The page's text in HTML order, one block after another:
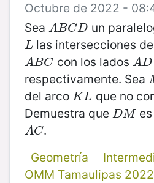
Octubre de 2022 -
Sea ABCD
ABCD un
L
L las intersecciones
ABC
ABC con los lados AD
AD
respectivamente. Sea
del arco KL
KL que no
Demuestra que DM
DM
AC
AC .
Geometría
OMM Tamaulipas 2022